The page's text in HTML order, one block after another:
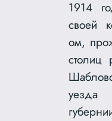
1914
своей
ом,
столиц
уезда